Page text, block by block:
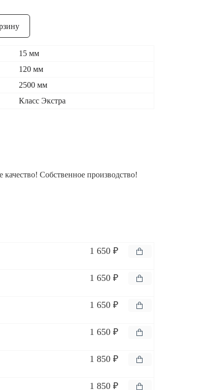
15 мм
120 мм
2500 мм
Класс Экстра
Собственное производство!
1 650 ₽
1 650 ₽
1 650 ₽
1 650 ₽
1 850 ₽
1 850 ₽